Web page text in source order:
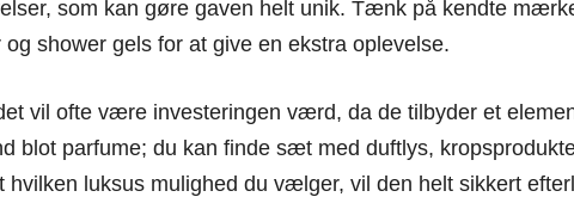
som kan gøre gaven helt unik. Tænk på kendte
shower gels for at give en ekstra oplevelse.
vil ofte være investeringen værd, da de tilbyder et
parfume; du kan finde sæt med duftlys,
luksus mulighed du vælger, vil den helt sikkert